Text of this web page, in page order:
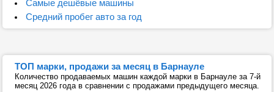
Самые дешёвые машины
Средний пробег авто за год
ТОП марки, продажи за месяц в Барнауле
Количество продаваемых машин каждой марки в Барнауле за 7-й
месяц 2026 года в сравнении с продажами предыдущего месяца.